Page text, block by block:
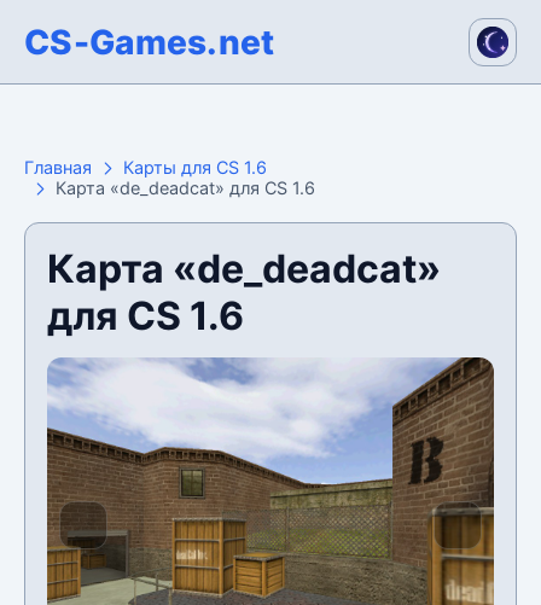
CS-Games.net
Главная
Карты для CS 1.6
Карта «de_deadcat» для CS 1.6
Карта «de_deadcat»
для CS 1.6